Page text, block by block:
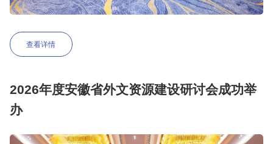
查看详情
2026年度安徽省外文资源建设研讨会成功举
办